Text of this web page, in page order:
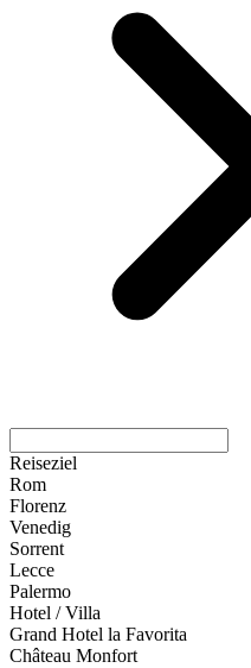
Reiseziel
Rom
Florenz
Venedig
Sorrent
Lecce
Palermo
Hotel / Villa
Grand Hotel la Favorita
Château Monfort